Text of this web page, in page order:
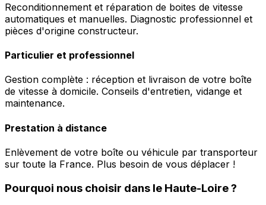
Reconditionnement et réparation de boites de vitesse
automatiques et manuelles. Diagnostic professionnel et
pièces d'origine constructeur.
Particulier et professionnel
Gestion complète : réception et livraison de votre boîte
de vitesse à domicile. Conseils d'entretien, vidange et
maintenance.
Prestation à distance
Enlèvement de votre boîte ou véhicule par transporteur
sur toute la France. Plus besoin de vous déplacer !
Pourquoi nous choisir dans le Haute-Loire?